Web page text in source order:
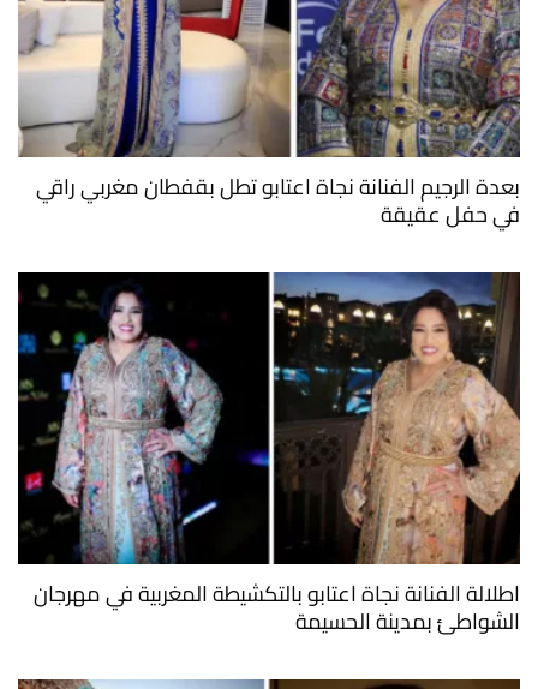
بعدة الرجيم الفنانة نجاة اعتابو تطل بقفطان مغربي راقي
في حفل عقيقة
اطلالة الفنانة نجاة اعتابو بالتكشيطة المغربية في مهرجان
الشواطئ بمدينة الحسيمة